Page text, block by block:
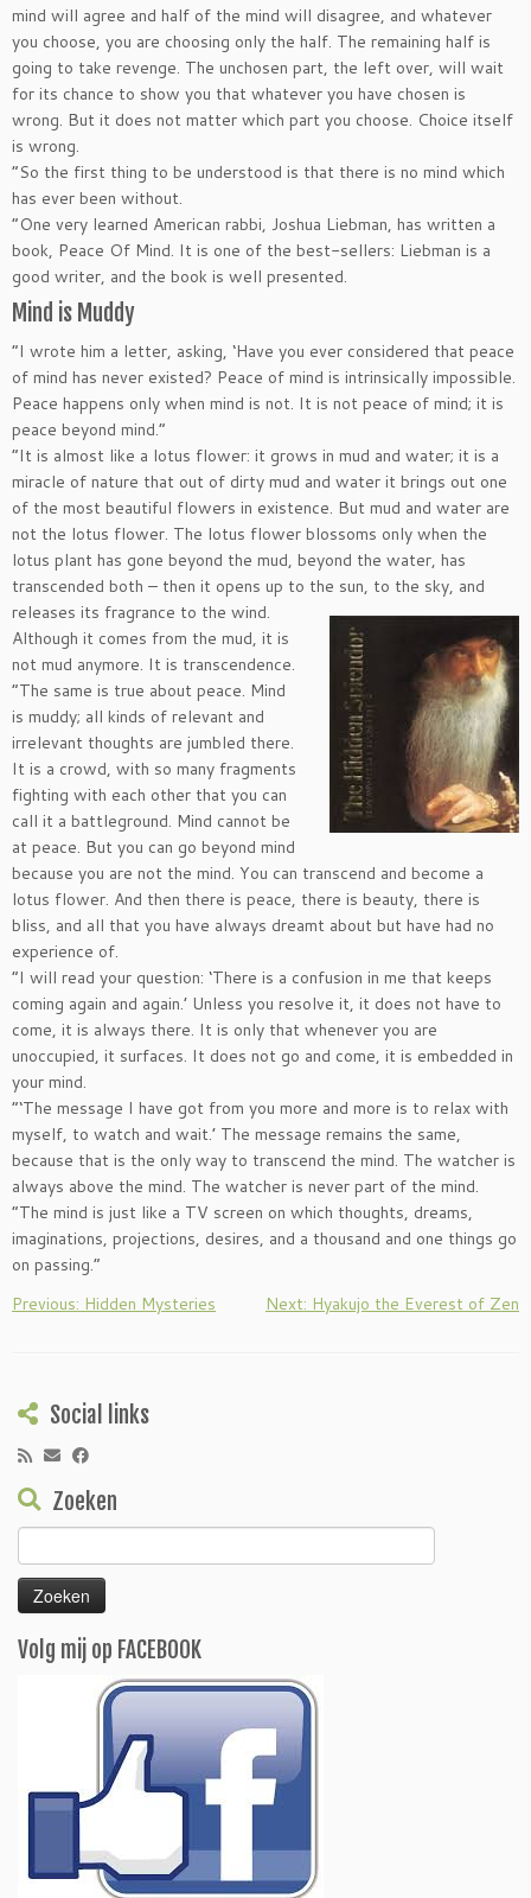
mind will agree and half of the mind will disagree, and whatever
you choose, you are choosing only the half. The remaining half is
going to take revenge. The unchosen part, the left over, will wait
for its chance to show you that whatever you have chosen is
wrong. But it does not matter which part you choose. Choice itself
is wrong.
“So the first thing to be understood is that there is no mind which
has ever been without.
“One very learned American rabbi, Joshua Liebman, has written a
book, Peace Of Mind. It is one of the best-sellers: Liebman is a
good writer, and the book is well presented.
Mind is Muddy
“I wrote him a letter, asking, ‘Have you ever considered that peace
of mind has never existed? Peace of mind is intrinsically impossible.
Peace happens only when mind is not. It is not peace of mind; it is
peace beyond mind.”
“It is almost like a lotus flower: it grows in mud and water; it is a
miracle of nature that out of dirty mud and water it brings out one
of the most beautiful flowers in existence. But mud and water are
not the lotus flower. The lotus flower blossoms only when the
lotus plant has gone beyond the mud, beyond the water, has
transcended both – then it opens up to the sun, to the sky, and
releases its fragrance to the wind.
Although it comes from the mud, it is
not mud anymore. It is transcendence.
“The same is true about peace. Mind
is muddy; all kinds of relevant and
irrelevant thoughts are jumbled there.
It is a crowd, with so many fragments
fighting with each other that you can
call it a battleground. Mind cannot be
at peace. But you can go beyond mind
because you are not the mind. You can transcend and become a
lotus flower. And then there is peace, there is beauty, there is
bliss, and all that you have always dreamt about but have had no
experience of.
“I will read your question: ‘There is a confusion in me that keeps
coming again and again.’ Unless you resolve it, it does not have to
come, it is always there. It is only that whenever you are
unoccupied, it surfaces. It does not go and come, it is embedded in
your mind.
“‘The message I have got from you more and more is to relax with
myself, to watch and wait.’ The message remains the same,
because that is the only way to transcend the mind. The watcher is
always above the mind. The watcher is never part of the mind.
“The mind is just like a TV screen on which thoughts, dreams,
imaginations, projections, desires, and a thousand and one things go
on passing.”
Previous: Hidden Mysteries
Next: Hyakujo the Everest of Zen
Social links
Zoeken
naar:
Volg mij op FACEBOOK